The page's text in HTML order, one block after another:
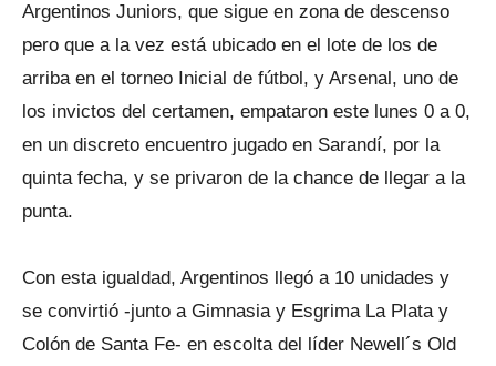
Argentinos Juniors, que sigue en zona de descenso
pero que a la vez está ubicado en el lote de los de
arriba en el torneo Inicial de fútbol, y Arsenal, uno de
los invictos del certamen, empataron este lunes 0 a 0,
en un discreto encuentro jugado en Sarandí, por la
quinta fecha, y se privaron de la chance de llegar a la
punta.
Con esta igualdad, Argentinos llegó a 10 unidades y
se convirtió -junto a Gimnasia y Esgrima La Plata y
Colón de Santa Fe- en escolta del líder Newell´s Old